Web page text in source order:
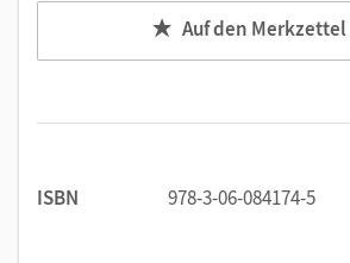
Auf den Merkzettel
ISBN 978-3-06-084174-5